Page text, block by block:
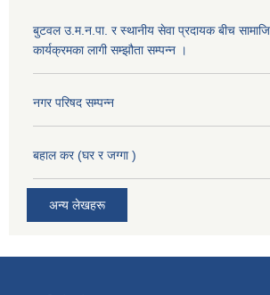
बुटवल उ.म.न.पा. र स्थानीय सेवा प्रदायक बीच
कार्यक्रमका लागी सम्झौता सम्पन्न ।
नगर परिषद सम्पन्न
बहाल कर (घर र जग्गा )
अन्य लेखहरू